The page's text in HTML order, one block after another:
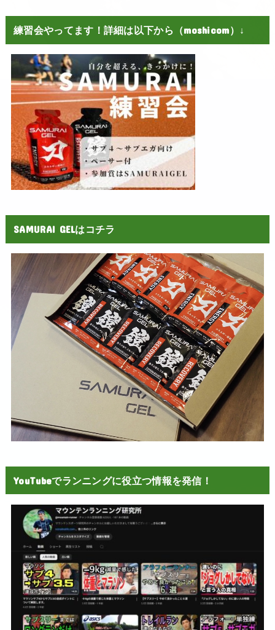
練習会やってます！詳細は以下から（moshicom）↓
SAMURAI GELはコチラ
YouTubeでランニングに役立つ情報を発信！